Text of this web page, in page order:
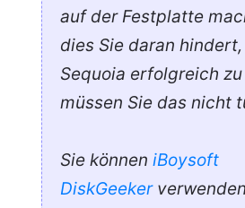
auf der Festplatte
dies Sie daran
Sequoia erfolgreich
müssen Sie das nicht
Sie können iBoysoft
DiskGeeker